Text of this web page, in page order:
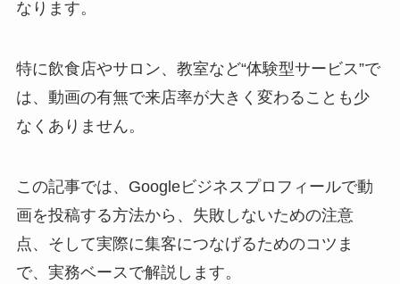
なります。
特に飲食店やサロン、教室など“体験型サービス”で
は、動画の有無で来店率が大きく変わることも少
なくありません。
この記事では、Googleビジネスプロフィールで動
画を投稿する方法から、失敗しないための注意
点、そして実際に集客につなげるためのコツま
で、実務ベースで解説します。